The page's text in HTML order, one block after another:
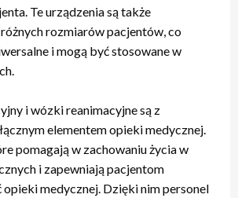
Te urządzenia są także
rozmiarów pacjentów, co
i mogą być stosowane w
i wózki reanimacyjne są z
elementem opieki medycznej.
pomagają w zachowaniu życia w
i zapewniają pacjentom
opieki medycznej. Dzięki nim personel